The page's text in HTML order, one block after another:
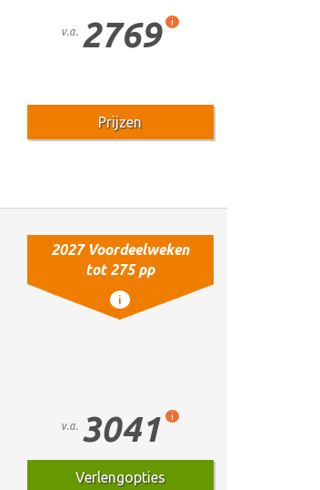
v.a. 2769 i
Prijzen
2027 Voordeelweken
tot 275 pp
i
v.a. 3041 i
Verlengopties